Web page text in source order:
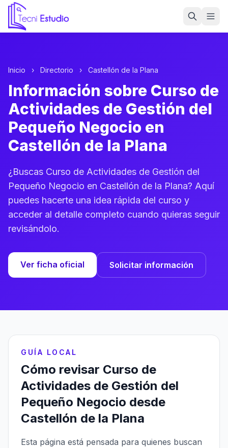
Ir a la página de inicio de Tecni Estudio
Inicio › Directorio › Castellón de la Plana
Información sobre Curso de
Actividades de Gestión del
Pequeño Negocio en
Castellón de la Plana
¿Buscas Curso de Actividades de Gestión del
Pequeño Negocio en Castellón de la Plana? Aquí
puedes hacerte una idea rápida del curso y
acceder al detalle completo cuando quieras seguir
revisándolo.
Ver ficha oficial Solicitar información
GUÍA LOCAL
Cómo revisar Curso de
Actividades de Gestión del
Pequeño Negocio desde
Castellón de la Plana
Esta página está pensada para quienes buscan